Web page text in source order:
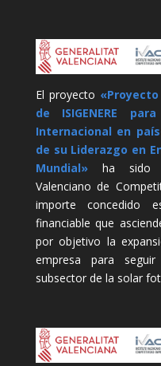
El proyecto
de ISIGENERE
Internacional en
de su Liderazgo en
Mundial»ha sido
Valenciano de
importe concedido
financiable que
por objetivo la
empresa para
subsector de la solar